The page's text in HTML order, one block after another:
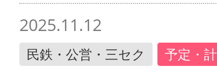
2025.11.12
民鉄・公営・三セク 予定・